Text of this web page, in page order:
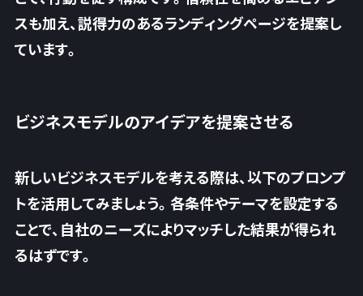
スも加え、説得力のあるランディングページを提案し
ています。
ビジネスモデルのアイデアを提案させる
新しいビジネスモデルを考える際は、以下のプロンプ
トを活用してみましょう。各条件やテーマを設定する
ことで、自社のニーズによりマッチした結果が得られ
るはずです。